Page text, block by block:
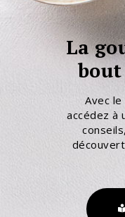
La
Avec le
accédez à